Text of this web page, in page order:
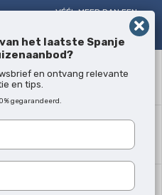
VÉÉL MEER DAN EEN
het laatste Spanje
en ontvang relevante
en tips.
gegarandeerd.